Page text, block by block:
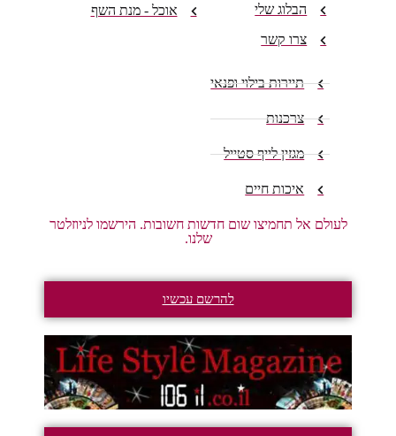
הבלוג שלי
צרו קשר
אוכל - מנת השף
תיירות בילוי ופנאי
צרכנות
מגזין לייף סטייל
איכות חיים
לעולם אל תחמיצו שום חדשות חשובות. הירשמו לניוזלטר
שלנו.
להרשם עכשיו